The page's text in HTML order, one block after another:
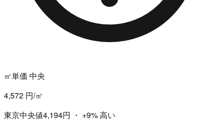
㎡単価 中央
4,572 円/㎡
東京中央値4,194円 ・ +9%高い